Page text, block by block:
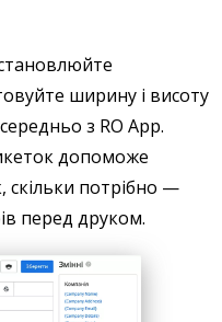
ширину і висоту
з RO App.
допоможе
скільки потрібно —
перед друком.